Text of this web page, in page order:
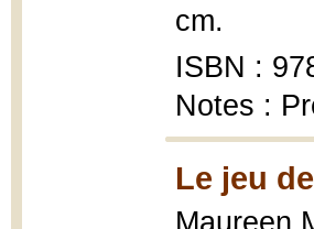
cm.
ISBN :
Notes :
Le jeu
Maureen